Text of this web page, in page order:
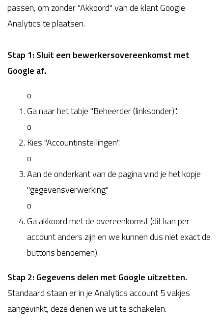
passen, om zonder "Akkoord" van de klant Google
Analytics te plaatsen.
Stap 1: Sluit een bewerkersovereenkomst met
Google af.
o
Ga naar het tabje "Beheerder (linksonder)".
o
Kies "Accountinstellingen".
o
Aan de onderkant van de pagina vind je het kopje
"gegevensverwerking"
o
Ga akkoord met de overeenkomst (dit kan per
account anders zijn en we kunnen dus niet exact de
buttons benoemen).
Stap 2: Gegevens delen met Google uitzetten.
Standaard staan er in je Analytics account 5 vakjes
aangevinkt, deze dienen we uit te schakelen.